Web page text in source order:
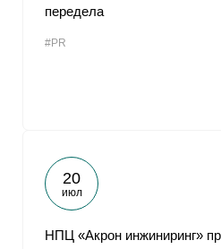
передела
#PR
20
июл
НПЦ «Акрон инжиниринг»